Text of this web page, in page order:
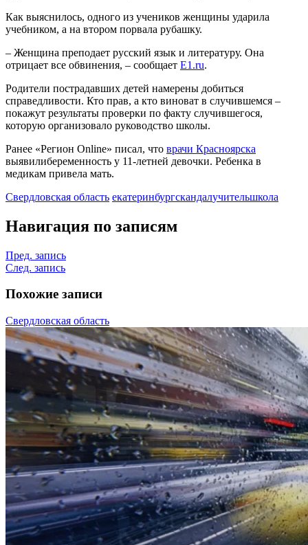
Как выяснилось, одного из учеников женщины ударила
учебником, а на втором порвала рубашку.
– Женщина преподает русский язык и литературу. Она
отрицает все обвинения, – сообщает Е1.ru.
Родители пострадавших детей намерены добиться
справедливости. Кто прав, а кто виноват в случившемся –
покажут результаты проверки по факту случившегося,
которую организовало руководство школы.
Ранее «Регион Online» писал, что врачи Красноярска
выявилибеременность у 11-летней девочки. Ребенка в
медикам привела мать.
Свердловская область екатеринбургскандалучительшкола
Навигация по записям
Пред. запись
След. запись
Похожие записи
Свердловская область